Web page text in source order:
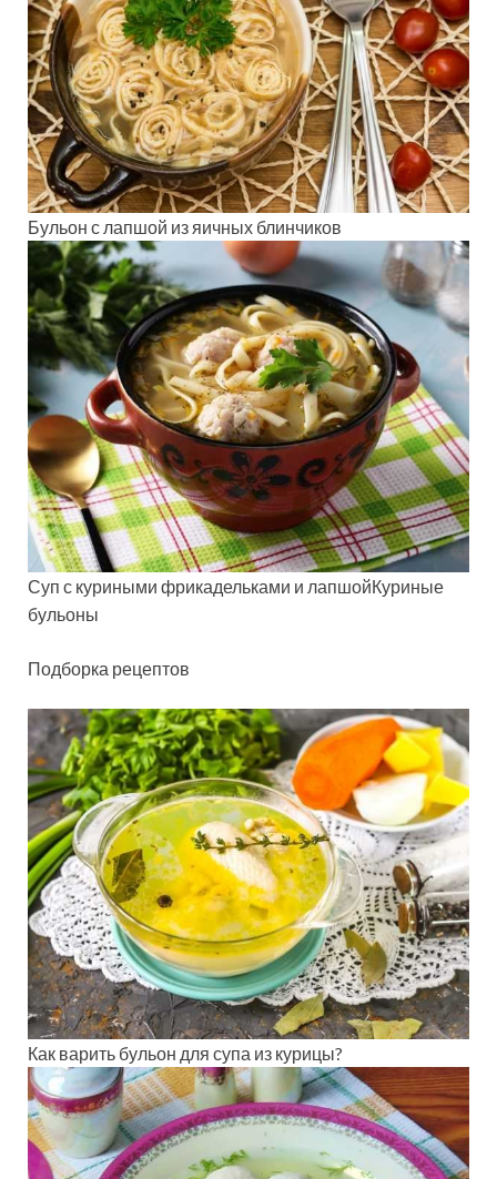
Бульон с лапшой из яичных блинчиков
Суп с куриными фрикадельками и лапшойКуриные
бульоны
Подборка рецептов
Как варить бульон для супа из курицы?